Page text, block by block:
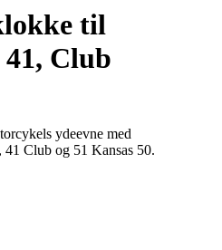
til
Club
ydeevne med
Club og 51 Kansas 50.